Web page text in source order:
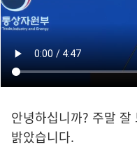
안녕하십니까? 주말
밝았습니다.